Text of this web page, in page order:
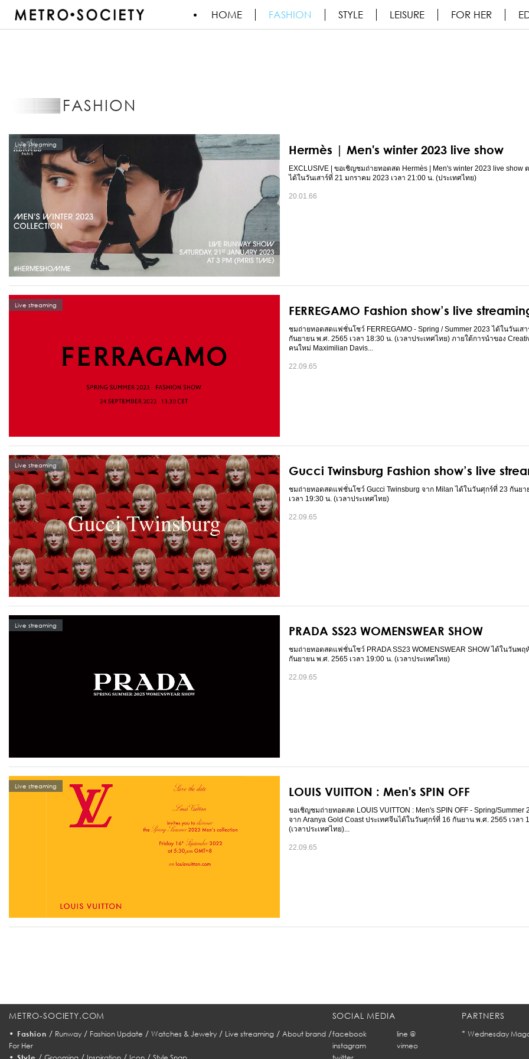
HOME FASHION STYLE LEISURE FOR HER
FASHION
Live streaming Hermès | Men's winter 2023 live show
EXCLUSIVE | ขอเชิญชมถ่ายทอดสด Hermès | Men's winter 2023 live show
ได้ในวันเสาร์ที่ 21 มกราคม 2023 เวลา 21:00 น. (ประเทศไทย)
20.01.66
Live streaming FERREGAMO Fashion show’s live
ชมถ่ายทอดสดแฟชั่นโชว์ FERREGAMO - Spring / Summer 2023 ได้ในวันเส
กันยายน พ.ศ. 2565 เวลา 18:30 น. (เวลาประเทศไทย) ภายใต้การนำของ
คนใหม่ Maximilian Davis...
22.09.65
Live streaming Gucci Twinsburg Fashion show’s live
ชมถ่ายทอดสดแฟชั่นโชว์ Gucci Twinsburg จาก Milan ได้ในวันศุกร์ที่ 23 กันยา
เวลา 19:30 น. (เวลาประเทศไทย)
22.09.65
Live streaming PRADA SS23 WOMENSWEAR SHOW
ชมถ่ายทอดสดแฟชั่นโชว์ PRADA SS23 WOMENSWEAR SHOW ได้ในวันพฤ
กันยายน พ.ศ. 2565 เวลา 19:00 น. (เวลาประเทศไทย)
22.09.65
Live streaming LOUIS VUITTON : Men's SPIN OFF
ขอเชิญชมถ่ายทอดสด LOUIS VUITTON : Men's SPIN OFF - Spring/Summer
จาก Aranya Gold Coast ประเทศจีนได้ในวันศุกร์ที่ 16 กันยาน พ.ศ. 2565 เวลา
(เวลาประเทศไทย)...
22.09.65
METRO-SOCIETY.COM
• Fashion / Runway/ Fashion Update / Watches & Jewelry/ Live streaming/ About brand/
For Her
• / / / /
SOCIAL MEDIA
facebook
line @
instagram
vimeo
PARTNERS
* Wednesday